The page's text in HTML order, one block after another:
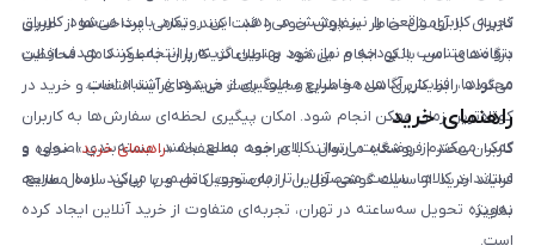
تجربه کاربری واقعی را نیز پوشش می‌دهد. این رویکرد باعث می‌شود کاربران
بتوانند متناسب با بودجه و نیاز خود بهترین گزینه را انتخاب کنند. هدف از این
محتواها، افزایش آگاهی مخاطبان و جلوگیری از خریدهای اشتباه است.
کاربران با آرامش خاطر سفارش خود را ثبت کنند. تمامی پرداخت‌ها از طریق
درگاه‌های امن بانکی انجام می‌شود و اطلاعات کاربران به‌طور کامل محافظت
می‌گردد. رابط کاربری ساده و سریع سایت باعث می‌شود فرآیند انتخاب و خرید در
کوتاه‌ترین زمان ممکن انجام شود. امکان پیگیری لحظه‌ای سفارش‌ها به کاربران
کمک می‌کند از وضعیت ارسال کالای خود مطلع باشند. بسته‌بندی اصولی و
استاندارد کالاها، سلامت محصول را تا زمان تحویل تضمین می‌کند. ارسال سریع،
به‌ویژه تحویل سه‌ساعته در تهران، تجربه‌ای متفاوت از خرید آنلاین ایجاد کرده
است.
راهنمای خرید
کاربران محترم فروشگاه می‌توانند با مراجعه به صفحه «راهنمای خرید»، نحوه و
فرایند خرید از سایت گوشی آنلاین را به‌صورت کامل و با زبانی ساده مطالعه
نمایند.